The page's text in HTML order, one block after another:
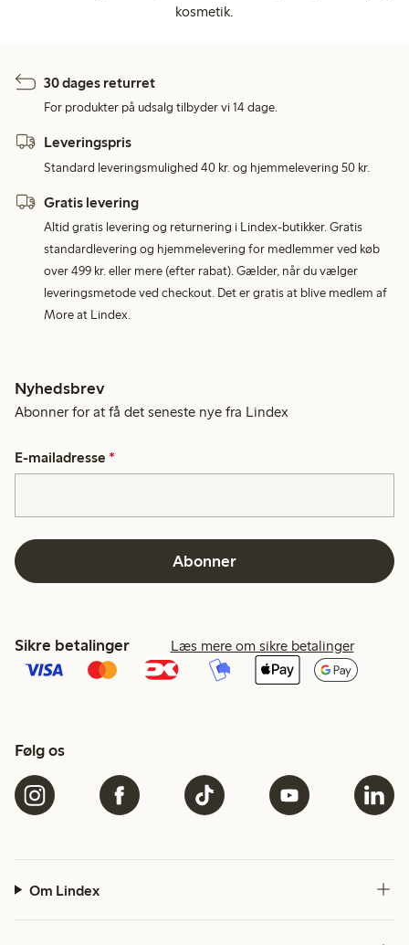
kosmetik.
30 dages returret
For produkter på udsalg tilbyder vi 14 dage.
Leveringspris
Standard leveringsmulighed 40 kr. og hjemmelevering 50 kr.
Gratis levering
Altid gratis levering og returnering i Lindex-butikker. Gratis
standardlevering og hjemmelevering for medlemmer ved køb
over 499 kr. eller mere (efter rabat). Gælder, når du vælger
leveringsmetode ved checkout. Det er gratis at blive medlem af
More at Lindex.
Nyhedsbrev
Abonner for at få det seneste nye fra Lindex
E-mailadresse *
Abonner
Sikre betalinger Læs mere om sikre betalinger
Følg os
Om Lindex